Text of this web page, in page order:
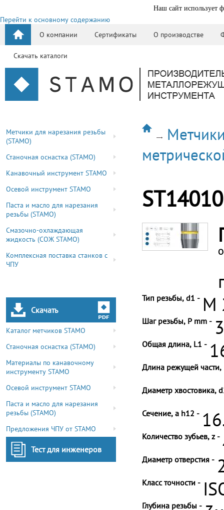
Наш сайт использует
Перейти к основному содержанию
О компании
Сертификаты О производстве
Скачать каталоги
Метчики для нарезания резьбы
(STAMO)
Станочная оснастка (STAMO)
Канавочный инструмент STAMO
Осевой инструмент STAMO
Паста и масло для нарезания
резьбы (STAMO)
Смазочно-охлаждающая
жидкость (СОЖ STAMO)
Комплексная поставка станков с
ЧПУ
Скачать
Каталог метчиков STAMO
Станочная оснастка (STAMO)
Материалы по канавочному
инструменту STAMO
Осевой инструмент STAMO
Паста и масло для нарезания
резьбы (STAMO)
Предложения ЧПУ от STAMO
Тест для инженеров
Тип резьбы, d1 - M
Шаг резьбы, P mm -
Общая длина, L1 -
Длина режущей части,
Диаметр хвостовика,
Сечение, a h12 -
Количество зубьев, z -
Диаметр отверстия -
Класс точности -
Глубина резьбы -